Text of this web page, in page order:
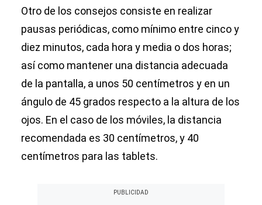
Otro de los consejos consiste en realizar
pausas periódicas, como mínimo entre cinco y
diez minutos, cada hora y media o dos horas;
así como mantener una distancia adecuada
de la pantalla, a unos 50 centímetros y en un
ángulo de 45 grados respecto a la altura de los
ojos. En el caso de los móviles, la distancia
recomendada es 30 centímetros, y 40
centímetros para las tablets.